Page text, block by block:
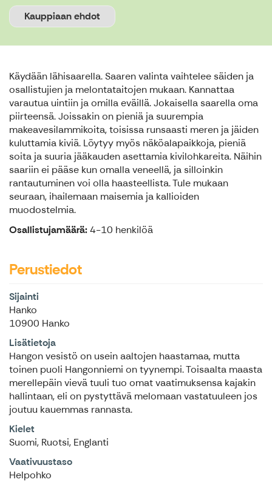
Kauppiaan ehdot
Käydään lähisaarella. Saaren valinta vaihtelee säiden ja
osallistujien ja melontataitojen mukaan. Kannattaa
varautua uintiin ja omilla eväillä. Jokaisella saarella oma
piirteensä. Joissakin on pieniä ja suurempia
makeavesilammikoita, toisissa runsaasti meren ja jäiden
kuluttamia kiviä. Löytyy myös näköalapaikkoja, pieniä
soita ja suuria jääkauden asettamia kivilohkareita. Näihin
saariin ei pääse kun omalla veneellä, ja silloinkin
rantautuminen voi olla haasteellista. Tule mukaan
seuraan, ihailemaan maisemia ja kallioiden
muodostelmia.
Osallistujamäärä:4-10 henkilöä
Perustiedot
Sijainti
Hanko
10900 Hanko
Lisätietoja
Hangon vesistö on usein aaltojen haastamaa, mutta
toinen puoli Hangonniemi on tyynempi. Toisaalta maasta
merellepäin vievä tuuli tuo omat vaatimuksensa kajakin
hallintaan, eli on pystyttävä melomaan vastatuuleen jos
joutuu kauemmas rannasta.
Kielet
Suomi, Ruotsi, Englanti
Vaativuustaso
Helpohko